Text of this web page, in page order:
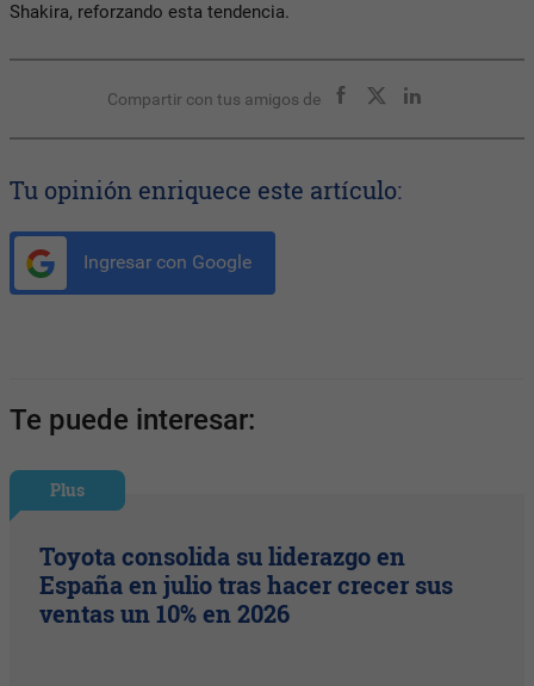
Shakira, reforzando esta tendencia.
Compartir con tus amigos de
Tu opinión enriquece este artículo:
Ingresar con Google
Te puede interesar:
Plus
Toyota consolida su liderazgo en
España en julio tras hacer crecer sus
ventas un 10% en 2026